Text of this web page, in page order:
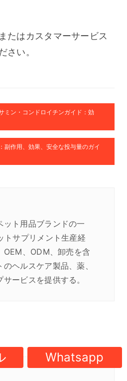
たはカスタマーサービス
さい。
ミン・コンドロイチンガイド：効
副作用、効果、安全な投与量のガイ
ット用品ブランドの一
トサプリメント生産経
OEM、ODM、卸売を含
ヘルスケア製品、薬、
ービスを提供する。
Whatsapp